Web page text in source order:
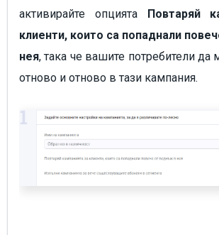
активирайте опцията Повтаряй
клиенти, които са попаднали
нея, така че вашите потребители да
отново и отново в тази кампания.